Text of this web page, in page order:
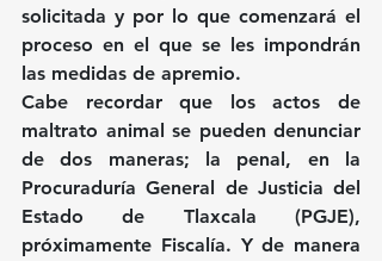
solicitada y por lo que comenzará el
proceso en el que se les impondrán
las medidas de apremio.
Cabe recordar que los actos de
maltrato animal se pueden denunciar
de dos maneras; la penal, en la
Procuraduría General de Justicia del
Estado de Tlaxcala (PGJE),
próximamente Fiscalía. Y de manera